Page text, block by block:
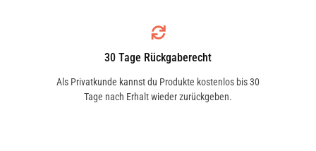
30 Tage Rückgaberecht
Als Privatkunde kannst du Produkte kostenlos bis 30
Tage nach Erhalt wieder zurückgeben.